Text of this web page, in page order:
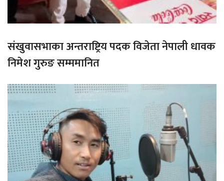
संखुवासभाका अन्तराष्ट्रिय पदक विजेता नेपाली धावक
निमेश गुरुङ सम्ममानित